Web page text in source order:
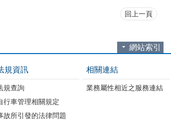
回上一頁
網站索引
規資訊
規查詢
行車管理相關規定
故所引發的法律問題
相關連結
業務屬性相近之服務連結